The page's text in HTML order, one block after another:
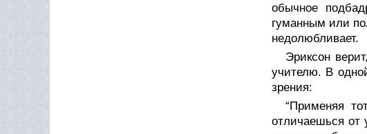
обычное
гуманным или
недолюбливает.
Эриксон
учителю. В
зрения:
“Применяя
отличаешься от